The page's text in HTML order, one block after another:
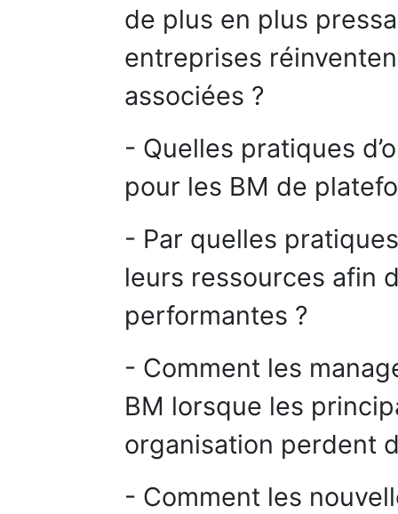
de plus en plus
entreprises
associées ?
- Quelles pratiques
pour les BM de
- Par quelles
leurs ressources afin
performantes ?
- Comment les
BM lorsque les
organisation perdent
- Comment les